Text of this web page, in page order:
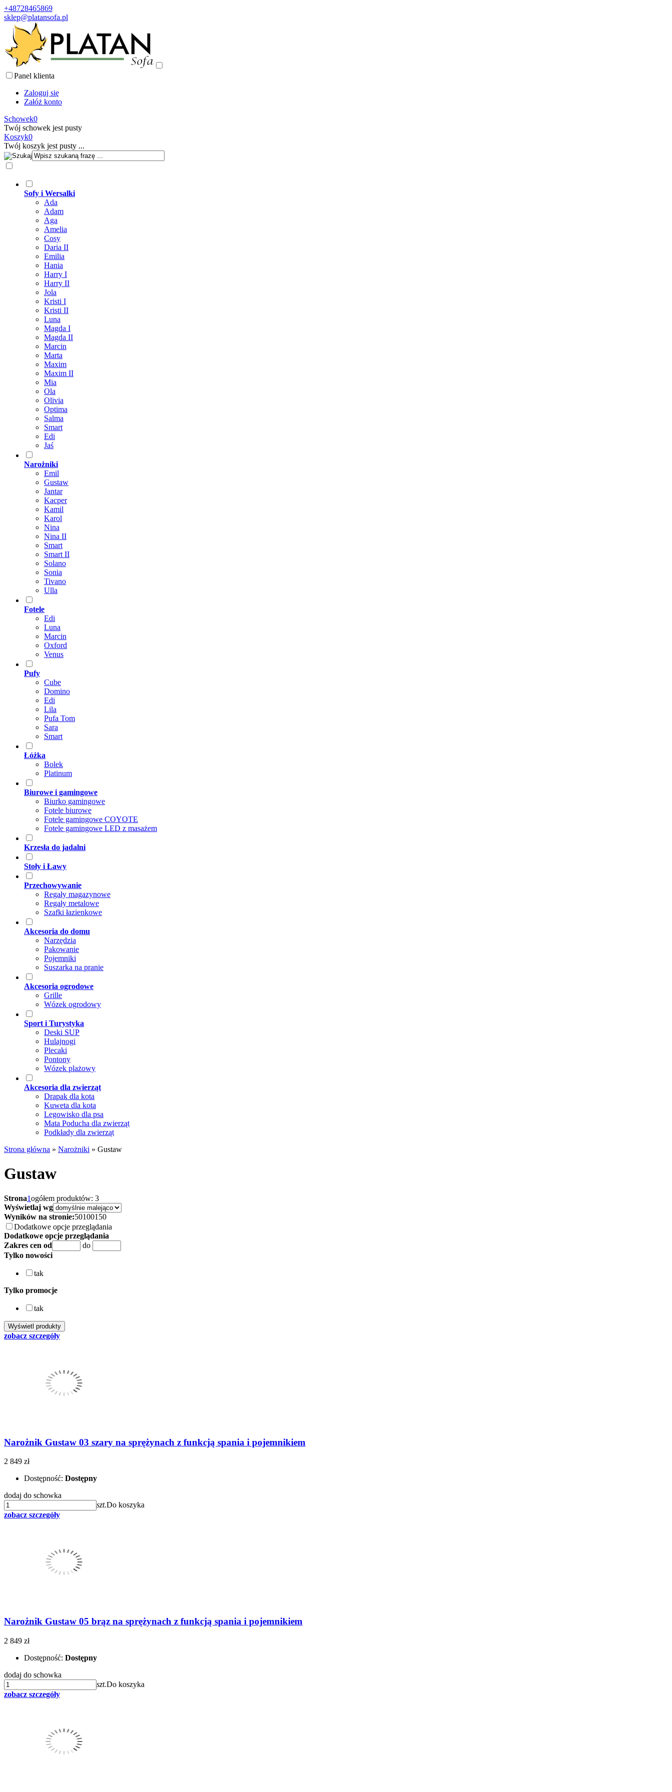
+48728465869
sklep@platansofa.pl
Panel klienta
Zaloguj się
Załóż konto
Schowek0
Twój schowek jest pusty
Koszyk0
Twój koszyk jest pusty ...
Sofy i Wersalki
Ada
Adam
Aga
Amelia
Cosy
Daria II
Emilia
Hania
Harry I
Harry II
Jola
Kristi I
Kristi II
Luna
Magda I
Magda II
Marcin
Marta
Maxim
Maxim II
Mia
Ola
Olivia
Optima
Salma
Smart
Edi
Jaś
Narożniki
Emil
Gustaw
Jantar
Kacper
Kamil
Karol
Nina
Nina II
Smart
Smart II
Solano
Sonia
Tivano
Ulla
Fotele
Edi
Luna
Marcin
Oxford
Venus
Pufy
Cube
Domino
Edi
Lila
Pufa Tom
Sara
Smart
Łóżka
Bolek
Platinum
Biurowe i gamingowe
Biurko gamingowe
Fotele biurowe
Fotele gamingowe COYOTE
Fotele gamingowe LED z masażem
Krzesła do jadalni
Stoły i Ławy
Przechowywanie
Regały magazynowe
Regały metalowe
Szafki łazienkowe
Akcesoria do domu
Narzędzia
Pakowanie
Pojemniki
Suszarka na pranie
Akcesoria ogrodowe
Grille
Wózek ogrodowy
Sport i Turystyka
Deski SUP
Hulajnogi
Plecaki
Pontony
Wózek plażowy
Akcesoria dla zwierząt
Drapak dla kota
Kuweta dla kota
Legowisko dla psa
Mata Poducha dla zwierząt
Podkłady dla zwierząt
Strona główna » Narożniki » Gustaw
Gustaw
Strona1ogółem produktów: 3
Wyświetlaj wg
Wyników na stronie:50100150
Dodatkowe opcje przeglądania
Dodatkowe opcje przeglądania
Zakres cen od
do
Tylko nowości
tak
Tylko promocje
tak
zobacz szczegóły
Narożnik Gustaw 03 szary na sprężynach z funkcją spania i pojemnikiem
2 849 zł
Dostępność: Dostępny
dodaj do schowka
szt.Do koszyka
zobacz szczegóły
Narożnik Gustaw 05 brąz na sprężynach z funkcją spania i pojemnikiem
2 849 zł
Dostępność: Dostępny
dodaj do schowka
szt.Do koszyka
zobacz szczegóły